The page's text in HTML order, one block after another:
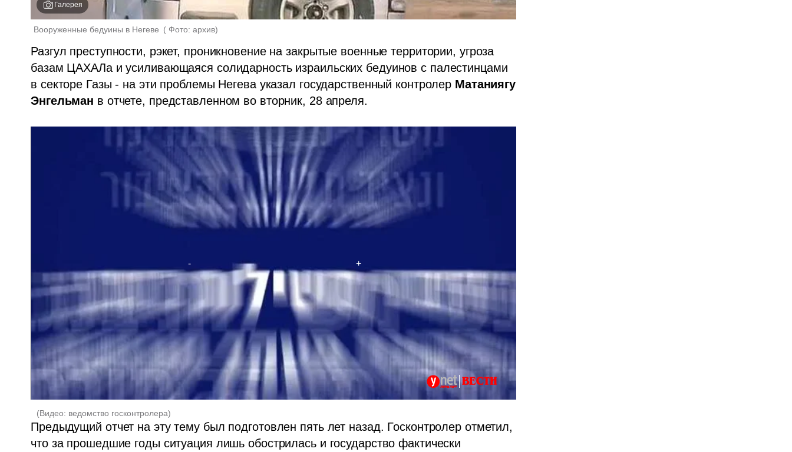
Галерея
Вооруженные бедуины в Негеве ( Фото: архив)
Разгул преступности, рэкет, проникновение на закрытые военные территории, угроза
базам ЦАХАЛа и усиливающаяся солидарность израильских бедуинов с палестинцами
в секторе Газы - на эти проблемы Негева указал государственный контролер Матаниягу
Энгельман в отчете, представленном во вторник, 28 апреля.
(Видео: ведомство госконтролера)
Предыдущий отчет на эту тему был подготовлен пять лет назад. Госконтролер отметил,
что за прошедшие годы ситуация лишь обострилась и государство фактически